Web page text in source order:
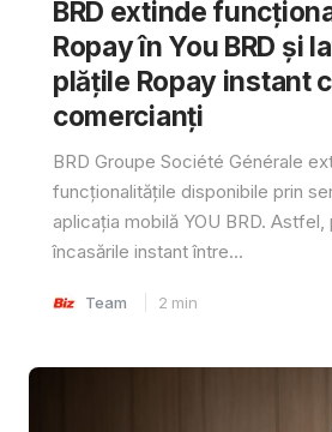
BRD extinde
Ropay în You BRD și
plățile Ropay instant
comercianți
BRD Groupe Société Générale
funcționalitățile disponibile prin
aplicația mobilă YOU BRD. Astfel,
încasările instant între...
Team 2 min